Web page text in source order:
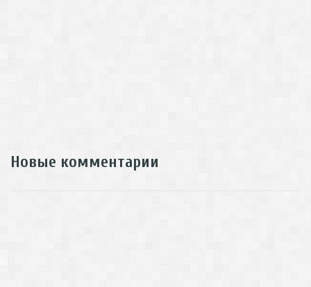
Новые комментарии